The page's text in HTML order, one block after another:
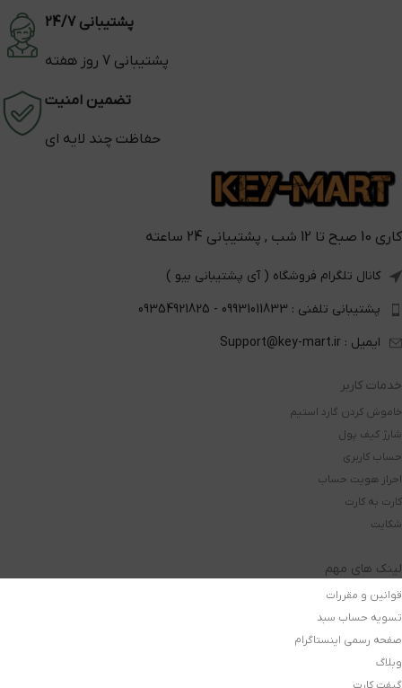
پشتیبانی 24/7
پشتیبانی 7 روز هفته
تضمین امنیت
حفاظت چند لایه ای
کاری 10 صبح تا 12 شب , پشتیبانی 24 ساعته
کانال تلگرام فروشگاه ( آی پشتیبانی بیو )
پشتیبانی تلفنی : 09931011833 - 09354921825
ایمیل : Support@key-mart.ir
خدمات کاربر
خاموش کردن گارد استیم
شارژ کیف پول
حساب کاربری
احراز هویت حساب
کارت به کارت
شکایت
لینک های مهم
قوانین و مقررات
تسویه حساب سبد
صفحه رسمی اینستاگرام
وبلاگ
گیفت کارت